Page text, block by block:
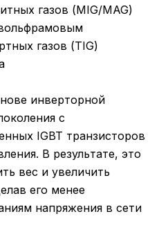
газов (MIG/MAG)
газов (TIG)
инверторной
с
IGBT транзисторов
В результате, это
вес и увеличить
его менее
напряжения в сети